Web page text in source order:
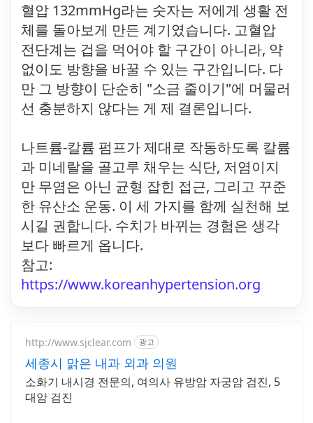
혈압 132mmHg라는 숫자는 저에게 생활 전
체를 돌아보게 만든 계기였습니다. 고혈압
전단계는 겁을 먹어야 할 구간이 아니라, 약
없이도 방향을 바꿀 수 있는 구간입니다. 다
만 그 방향이 단순히 "소금 줄이기"에 머물러
선 충분하지 않다는 게 제 결론입니다.
나트륨-칼륨 펌프가 제대로 작동하도록 칼륨
과 미네랄을 골고루 채우는 식단, 저염이지
만 무염은 아닌 균형 잡힌 접근, 그리고 꾸준
한 유산소 운동. 이 세 가지를 함께 실천해 보
시길 권합니다. 수치가 바뀌는 경험은 생각
보다 빠르게 옵니다.
참고:
https://www.koreanhypertension.org
http://www.sjclear.com 광고
세종시 맑은 내과 외과 의원
소화기 내시경 전문의, 여의사 유방암 자궁암 검진, 5
대암 검진